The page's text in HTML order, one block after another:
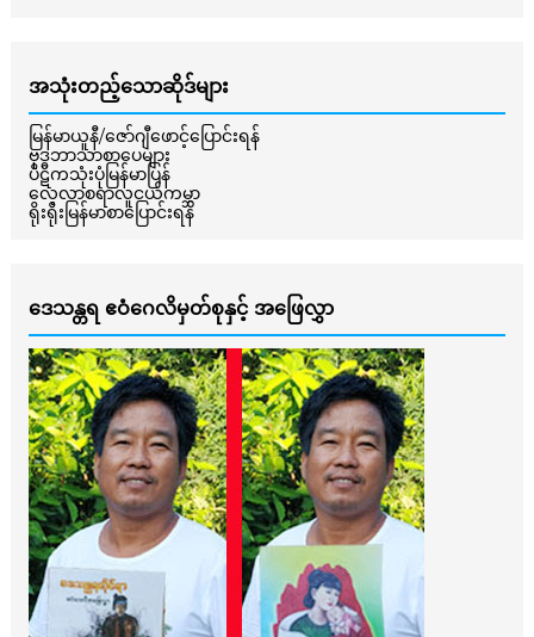
အသုံးတည့်သောဆိုဒ်များ
မြန်မာယူနီ/ဇော်ဂျီဖောင့်ပြောင်းရန်
ဗုဒ္ဓဘာသာစာပေများ
ပိဋကသုံးပုံမြန်မာပြန်
လေ့လာစရာလူငယ်ကမ္ဘာ
ရိုးရိုးမြန်မာစာပြောင်းရန်
ဒေသန္တရ ဧဝံဂေလိမှတ်စုနှင့် အဖြေလွှာ